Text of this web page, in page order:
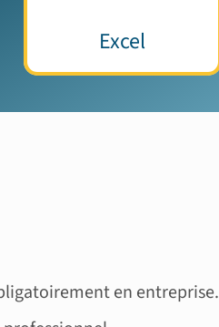
Excel
en entreprise.